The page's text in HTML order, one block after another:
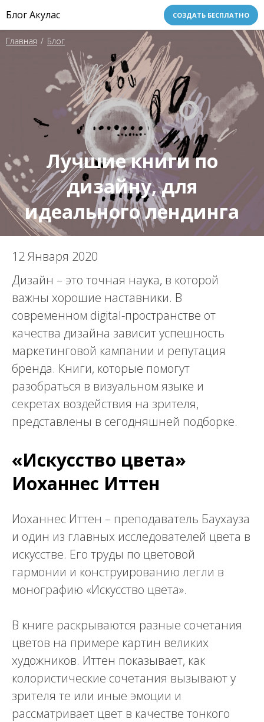
Блог Акулас СОЗДАТЬ БЕСПЛАТНО
Главная / Блог
Лучшие книги по
дизайну, для
идеального лендинга
12 Января 2020
Дизайн – это точная наука, в которой
важны хорошие наставники. В
современном digital-пространстве от
качества дизайна зависит успешность
маркетинговой кампании и репутация
бренда. Книги, которые помогут
разобраться в визуальном языке и
секретах воздействия на зрителя,
представлены в сегодняшней подборке.
«Искусство цвета»
Иоханнес Иттен
Иоханнес Иттен – преподаватель Баухауза
и один из главных исследователей цвета в
искусстве. Его труды по цветовой
гармонии и конструированию легли в
монографию «Искусство цвета».
В книге раскрываются разные сочетания
цветов на примере картин великих
художников. Иттен показывает, как
колористические сочетания вызывают у
зрителя те или иные эмоции и
рассматривает цвет в качестве тонкого